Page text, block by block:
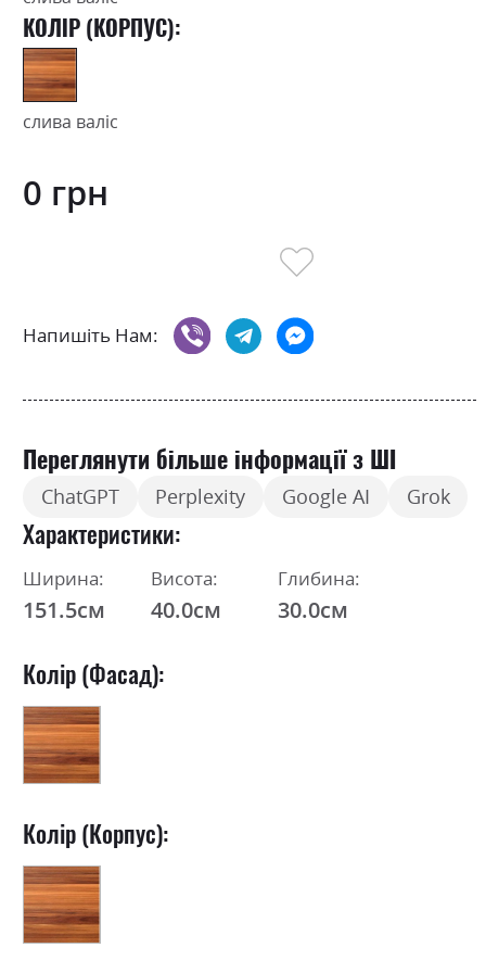
КОЛІР (КОРПУС):
слива валіс
0 грн
Напишіть Нам:
Переглянути більше інформації з ШІ
ChatGPT Perplexity Google AI Grok
Характеристики
Ширина:
151.5см
Висота:
40.0см
Глибина:
30.0см
Колір (Фасад):
Колір (Корпус):